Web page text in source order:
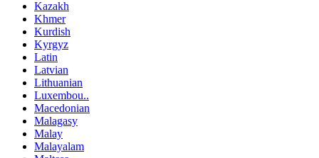
Kazakh
Khmer
Kurdish
Kyrgyz
Latin
Latvian
Lithuanian
Luxembou..
Macedonian
Malagasy
Malay
Malayalam